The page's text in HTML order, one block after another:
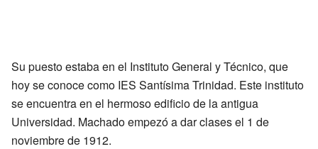
Su puesto estaba en el Instituto General y Técnico, que
hoy se conoce como IES Santísima Trinidad. Este instituto
se encuentra en el hermoso edificio de la antigua
Universidad. Machado empezó a dar clases el 1 de
noviembre de 1912.